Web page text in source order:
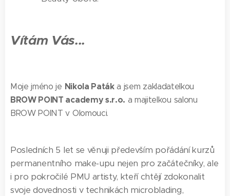
Vítám Vás...
Moje jméno je Nikola Patáka jsem zakladatelkou
BROW POINT academy s.r.o. a majitelkou salonu
BROW POINT v Olomouci.
Posledních 5 let se věnuji především pořádání kurzů
permanentního make-upu nejen pro začátečníky, ale
i pro pokročilé PMU artisty, kteří chtějí zdokonalit
svoje dovednosti v technikách microblading,